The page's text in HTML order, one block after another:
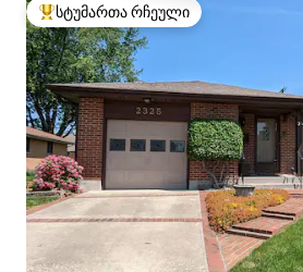
სტუმართა რჩეული მოწინავე ვარიანტი
სტუმართა რჩეული